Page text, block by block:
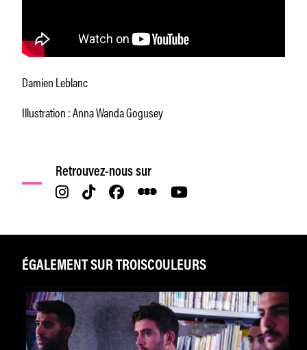
Damien Leblanc
Illustration : Anna Wanda Gogusey
Retrouvez-nous sur
ÉGALEMENT SUR TROISCOULEURS